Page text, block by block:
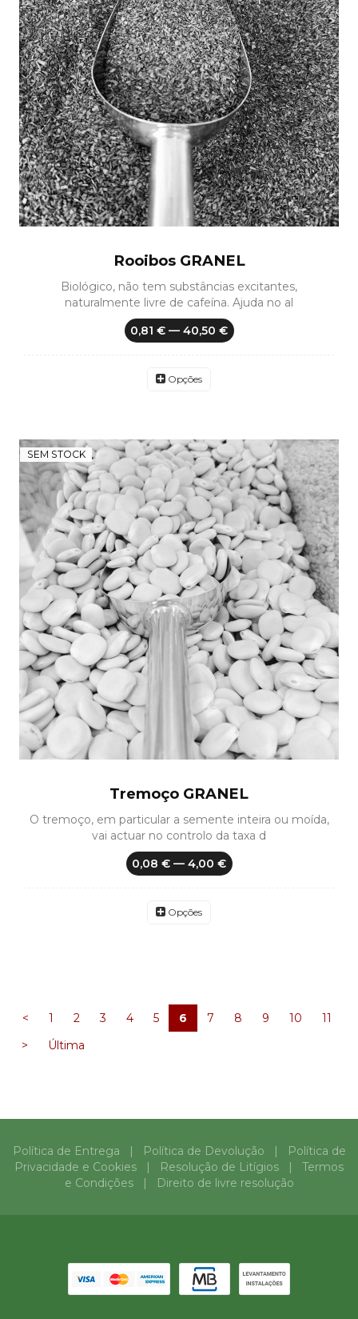
Rooibos GRANEL
Biológico, não tem substâncias excitantes,
naturalmente livre de cafeína. Ajuda no al
0,81 € — 40,50 €
Opções
SEM STOCK
Tremoço GRANEL
O tremoço, em particular a semente inteira ou moída,
vai actuar no controlo da taxa d
0,08 € — 4,00 €
Opções
< 1 2 3 4 5 6 7 8 9 10
11
>
Última
Política de Entrega | Política de Devolução |
Política de
Privacidade e Cookies | Resolução de Litígios | Termos
e Condições| Direito de livre resolução